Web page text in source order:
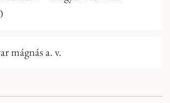
mágnás a. v.